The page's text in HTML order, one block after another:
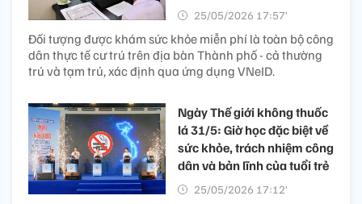
25/05/2026 17:57’
Đối tượng được khám sức khỏe miễn phí là toàn bộ công
dân thực tế cư trú trên địa bàn Thành phố - cả thường
trú và tạm trú, xác định qua ứng dụng VNeID.
Ngày Thế giới không thuốc
lá 31/5: Giờ học đặc biệt về
sức khỏe, trách nhiệm công
dân và bản lĩnh của tuổi trẻ
25/05/2026 17:12’